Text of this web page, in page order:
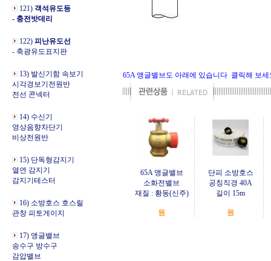
121) 객석유도등
- 충전밧데리
122) 피난유도선
- 축광유도표지판
13) 발신기함 속보기
시각경보기전원반
전선 콘넥터
14) 수신기
영상음향차단기
비상전원반
15) 단독형감지기
열연 감지기
감지기테스터
16) 소방호스 호스릴
관창 피토게이지
17) 앵글밸브
송수구 방수구
감압밸브
65A 앵글밸브도 아래에 있습니다 클릭해 보세
65A 앵글밸브
소화전밸브
재질 : 황동(신주)
단피 소방호스
공칭직경 40A
길이 15m
원 원